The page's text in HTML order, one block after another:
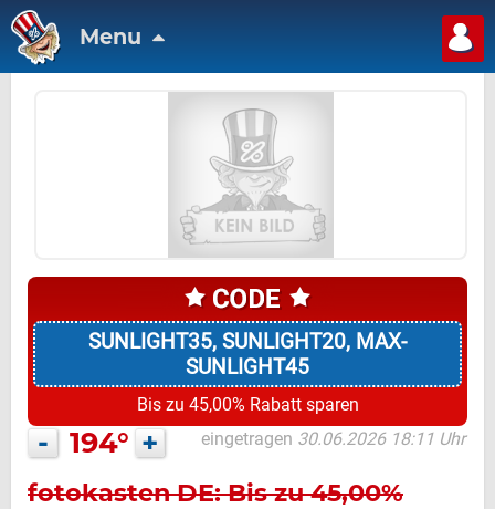
Menu
SUNLIGHT35, SUNLIGHT20, MAX-
SUNLIGHT45
Bis zu 45,00% Rabatt sparen
- 194° + eingetragen 30.06.2026 18:11 Uhr
fotokasten DE: Bis zu 45,00%